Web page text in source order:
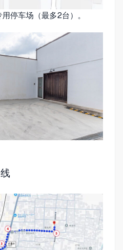
停车场（最多2台）。